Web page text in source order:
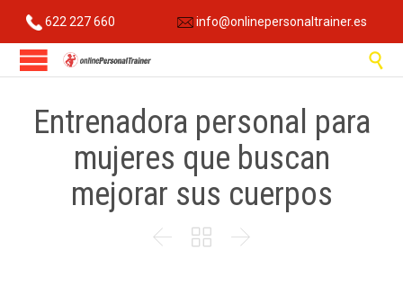
622 227 660 info@onlinepersonaltrainer.es

Entrenadora personal para
mujeres que buscan
mejorar sus cuerpos
  